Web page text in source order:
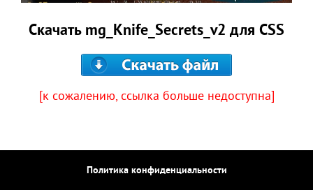
Скачать mg_Knife_Secrets_v2 для CSS
[к сожалению, ссылка больше недоступна]
Политика конфиденциальности